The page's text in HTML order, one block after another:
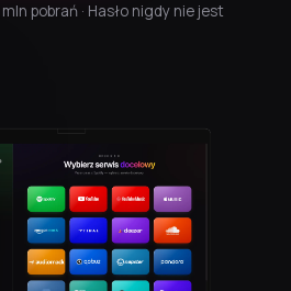
pobrań · Hasło nigdy nie jest